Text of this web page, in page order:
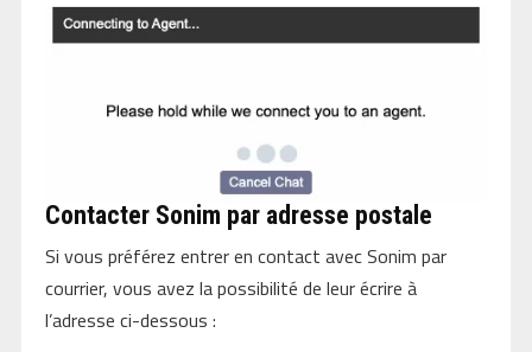
Contacter Sonim par adresse postale
Si vous préférez entrer en contact avec Sonim par
courrier, vous avez la possibilité de leur écrire à
l’adresse ci-dessous :